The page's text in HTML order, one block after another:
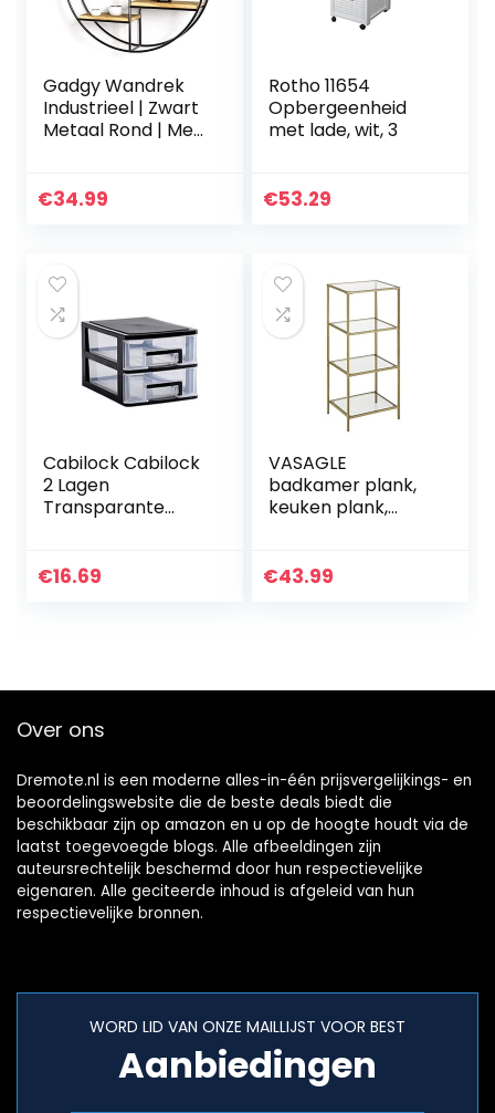
Gadgy Wandrek
Industrieel | Zwart
Metaal Rond | Met
gelast frame | Ø
€34.99
Rotho 11654
Opbergeenheid
met lade, wit, 3
€53.29
Cabilock Cabilock
2 Lagen
Transparante
Houder Plastic Mini
€16.69
VASAGLE
badkamer plank,
keuken plank,
met 4 planken
€43.99
Over ons
Dremote.nl is een moderne alles-in-één prijsvergelijkings- en
beoordelingswebsite die de beste deals biedt die
beschikbaar zijn op amazon en u op de hoogte houdt via de
laatst toegevoegde blogs. Alle afbeeldingen zijn
auteursrechtelijk beschermd door hun respectievelijke
eigenaren. Alle geciteerde inhoud is afgeleid van hun
respectievelijke bronnen.
WORD LID VAN ONZE MAILLIJST VOOR BEST
Aanbiedingen